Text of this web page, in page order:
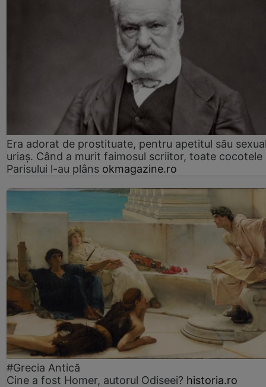
Era adorat de prostituate, pentru apetitul său
uriaș. Când a murit faimosul scriitor, toate cocotele
Parisului l-au plâns okmagazine.ro
#Grecia Antică
Cine a fost Homer, autorul Odiseei? historia.ro